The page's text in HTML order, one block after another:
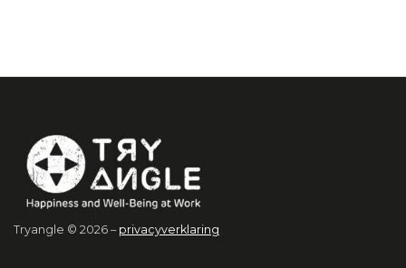
Tryangle © 2026 – privacyverklaring